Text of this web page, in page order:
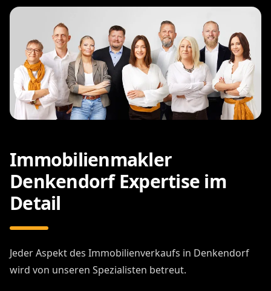
Immobilienmakler
Denkendorf Expertise im
Detail
Jeder Aspekt des Immobilienverkaufs in Denkendorf
wird von unseren Spezialisten betreut.